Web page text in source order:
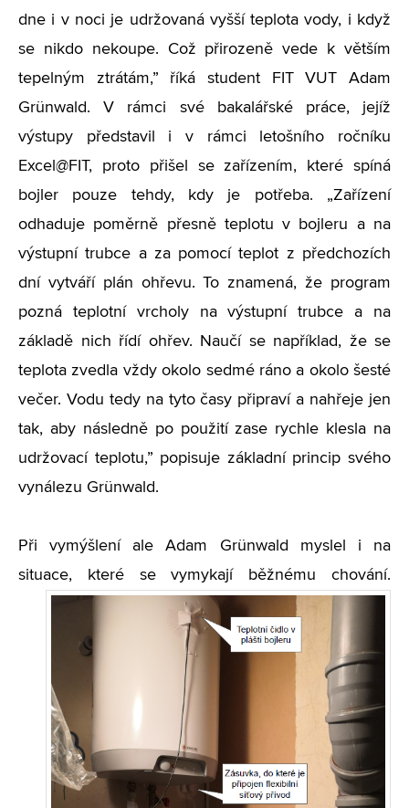
dne i v noci je udržovaná vyšší teplota vody, i když
se nikdo nekoupe. Což přirozeně vede k větším
tepelným ztrátám,” říká student FIT VUT Adam
Grünwald. V rámci své bakalářské práce, jejíž
výstupy představil i v rámci letošního ročníku
Excel@FIT, proto přišel se zařízením, které spíná
bojler pouze tehdy, kdy je potřeba. „Zařízení
odhaduje poměrně přesně teplotu v bojleru a na
výstupní trubce a za pomocí teplot z předchozích
dní vytváří plán ohřevu. To znamená, že program
pozná teplotní vrcholy na výstupní trubce a na
základě nich řídí ohřev. Naučí se například, že se
teplota zvedla vždy okolo sedmé ráno a okolo šesté
večer. Vodu tedy na tyto časy připraví a nahřeje jen
tak, aby následně po použití zase rychle klesla na
udržovací teplotu,” popisuje základní princip svého
vynálezu Grünwald.
Při vymýšlení ale Adam Grünwald myslel i na
situace, které se vymykají běžnému chování.